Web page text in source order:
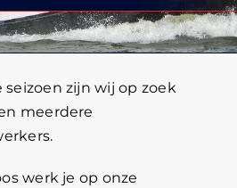
zijn wij op zoek
meerdere
werk je op onze